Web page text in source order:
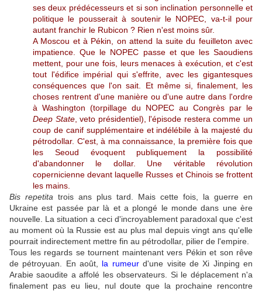
ses deux prédécesseurs et si son inclination personnelle et
politique le pousserait à soutenir le NOPEC, va-t-il pour
autant franchir le Rubicon ? Rien n'est moins sûr.
A Moscou et à Pékin, on attend la suite du feuilleton avec
impatience. Que le NOPEC passe et que les Saoudiens
mettent, pour une fois, leurs menaces à exécution, et c'est
tout l'édifice impérial qui s'effrite, avec les gigantesques
conséquences que l'on sait. Et même si, finalement, les
choses rentrent d'une manière ou d'une autre dans l'ordre
à Washington (torpillage du NOPEC au Congrès par le
Deep State, veto présidentiel), l'épisode restera comme un
coup de canif supplémentaire et indélébile à la majesté du
pétrodollar. C'est, à ma connaissance, la première fois que
les Seoud évoquent publiquement la possibilité
d'abandonner le dollar. Une véritable révolution
copernicienne devant laquelle Russes et Chinois se frottent
les mains.
Bis repetita trois ans plus tard. Mais cette fois, la guerre en
Ukraine est passée par là et a plongé le monde dans une ère
nouvelle. La situation a ceci d'incroyablement paradoxal que c'est
au moment où la Russie est au plus mal depuis vingt ans qu'elle
pourrait indirectement mettre fin au pétrodollar, pilier de l'empire.
Tous les regards se tournent maintenant vers Pékin et son rêve
de pétroyuan. En août, la rumeurd'une visite de Xi Jinping en
Arabie saoudite a affolé les observateurs. Si le déplacement n'a
finalement pas eu lieu, nul doute que la prochaine rencontre